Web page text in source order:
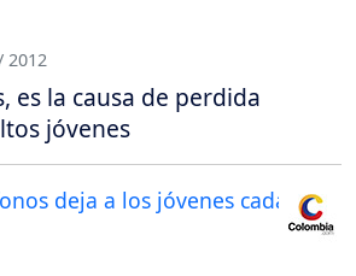
2012
es la causa de perdida
jóvenes